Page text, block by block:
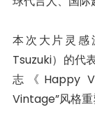
本次大片灵感
Tsuzuki）的代
志《Happy
Vintage”风格重